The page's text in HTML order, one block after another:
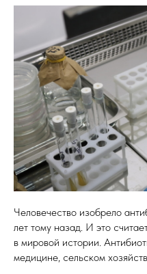
Человечество изобрело
лет тому назад. И это
в мировой истории.
медицине, сельском